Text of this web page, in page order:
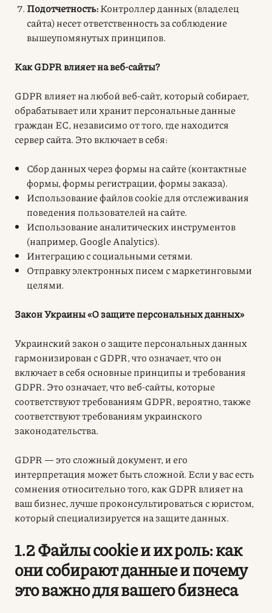
Подотчетность:Контроллер данных (владелец
сайта) несет ответственность за соблюдение
вышеупомянутых принципов.
Как GDPR влияет на веб-сайты?
GDPR влияет на любой веб-сайт, который собирает,
обрабатывает или хранит персональные данные
граждан ЕС, независимо от того, где находится
сервер сайта. Это включает в себя:
Сбор данных через формы на сайте (контактные
формы, формы регистрации, формы заказа).
Использование файлов cookie для отслеживания
поведения пользователей на сайте.
Использование аналитических инструментов
(например, Google Analytics).
Интеграцию с социальными сетями.
Отправку электронных писем с маркетинговыми
целями.
Закон Украины «О защите персональных данных»
Украинский закон о защите персональных данных
гармонизирован с GDPR, что означает, что он
включает в себя основные принципы и требования
GDPR. Это означает, что веб-сайты, которые
соответствуют требованиям GDPR, вероятно, также
соответствуют требованиям украинского
законодательства.
GDPR — это сложный документ, и его
интерпретация может быть сложной. Если у вас есть
сомнения относительно того, как GDPR влияет на
ваш бизнес, лучше проконсультироваться с юристом,
который специализируется на защите данных.
1.2 Файлы cookie и их роль: как
они собирают данные и почему
это важно для вашего бизнеса